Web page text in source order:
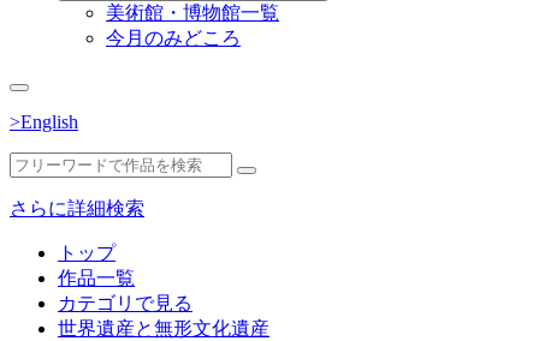
美術館・博物館一覧
今月のみどころ
>English
さらに詳細検索
トップ
作品一覧
カテゴリで見る
世界遺産と無形文化遺産